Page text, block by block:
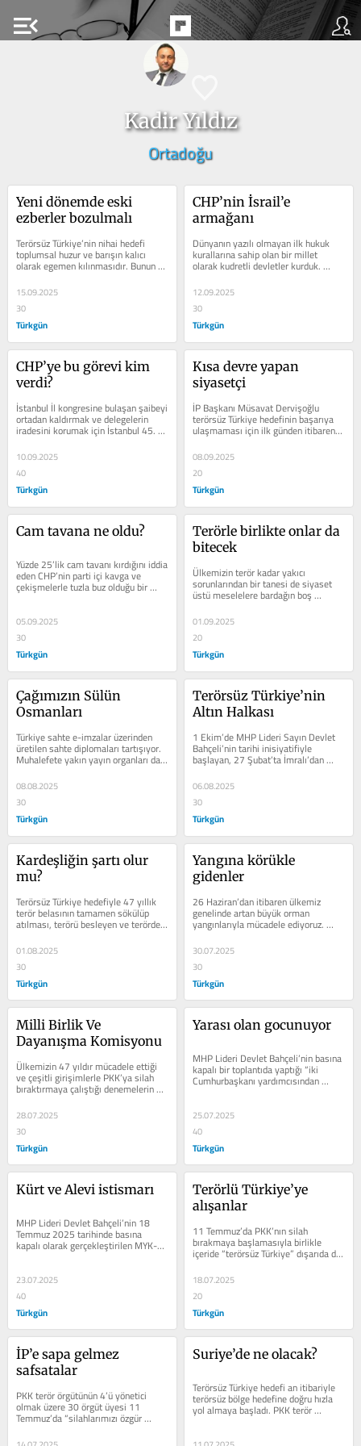
menu_open
Kadir Yıldız
Ortadoğu
Yeni dönemde eski
ezberler bozulmalı
Terörsüz Türkiye’nin nihai hedefi
toplumsal huzur ve barışın kalıcı
olarak egemen kılınmasıdır. Bunun
sağlanmasının yolu ise...
15.09.2025
30
Türkgün
CHP’nin İsrail’e
armağanı
Dünyanın yazılı olmayan ilk hukuk
kurallarına sahip olan bir millet
olarak kudretli devletler kurduk.
12.09.2025
30
Türkgün
CHP’ye bu görevi kim
verdi?
İstanbul İl kongresine bulaşan şaibeyi
ortadan kaldırmak ve delegelerin
iradesini korumak için İstanbul 45.
Asliye Hukuk Mahkemesi, CHP 38....
10.09.2025
40
Türkgün
Kısa devre yapan
siyasetçi
İP Başkanı Müsavat Dervişoğlu
terörsüz Türkiye hedefinin başarıya
ulaşmaması için ilk günden itibaren
asılsız iddiaları gündeme...
08.09.2025
20
Türkgün
Cam tavana ne oldu?
Yüzde 25’lik cam tavanı kırdığını iddia
eden CHP’nin parti içi kavga ve
çekişmelerle tuzla buz olduğu bir
süreç yaşanıyor. 4-5...
05.09.2025
30
Türkgün
Terörle birlikte onlar da
bitecek
Ülkemizin terör kadar yakıcı
sorunlarından bir tanesi de siyaset
üstü meselelere bardağın boş
tarafından bakıp dolu olan tarafını
da...
01.09.2025
20
Türkgün
Çağımızın Sülün
Osmanları
Türkiye sahte e-imzalar üzerinden
üretilen sahte diplomaları tartışıyor.
Muhalefete yakın yayın organları da
fırsattan istifa ederek Ekrem...
08.08.2025
30
Türkgün
Terörsüz Türkiye’nin
Altın Halkası
1 Ekim’de MHP Lideri Sayın Devlet
Bahçeli’nin tarihi inisiyatifiyle
başlayan, 27 Şubat’ta İmralı’dan
örgütün feshi ve silahları...
06.08.2025
30
Türkgün
Kardeşliğin şartı olur
mu?
Terörsüz Türkiye hedefiyle 47 yıllık
terör belasının tamamen sökülüp
atılması, terörü besleyen ve terörden
beslenen ortamın da son...
01.08.2025
30
Türkgün
Yangına körükle
gidenler
26 Haziran’dan itibaren ülkemiz
genelinde artan büyük orman
yangınlarıyla mücadele ediyoruz.
Yüzde 96’sının insan kaynaklı
olarak...
30.07.2025
30
Türkgün
Milli Birlik Ve
Dayanışma Komisyonu
Ülkemizin 47 yıldır mücadele ettiği
ve çeşitli girişimlerle PKK’ya silah
bıraktırmaya çalıştığı denemelerin
tamamı içeriden ve...
28.07.2025
30
Türkgün
Yarası olan gocunuyor
MHP Lideri Devlet Bahçeli’nin basına
kapalı bir toplantıda yaptığı “iki
Cumhurbaşkanı yardımcısından
birinin Alevi diğerinin ise...
25.07.2025
40
Türkgün
Kürt ve Alevi istismarı
MHP Lideri Devlet Bahçeli’nin 18
Temmuz 2025 tarihinde basına
kapalı olarak gerçekleştirilen MYK-
MDK ortak toplantısında iki
23.07.2025
40
Türkgün
Terörlü Türkiye’ye
alışanlar
11 Temmuz’da PKK’nın silah
bırakmaya başlamasıyla birlikle
içeride “terörsüz Türkiye” dışarıda da
“terörsüz bölge” hedefini...
18.07.2025
20
Türkgün
İP’e sapa gelmez
safsatalar
PKK terör örgütünün 4’ü yönetici
olmak üzere 30 örgüt üyesi 11
Temmuz’da “silahlarımızı özgür
Suriye’de ne olacak?
Terörsüz Türkiye hedefi an itibariyle
terörsüz bölge hedefine doğru hızla
yol almaya başladı. PKK terör
örgütünün 27 Şubat İmralı...